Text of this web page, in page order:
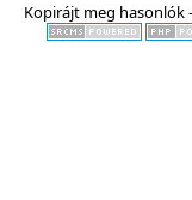
Kopirájt meg hasonlók